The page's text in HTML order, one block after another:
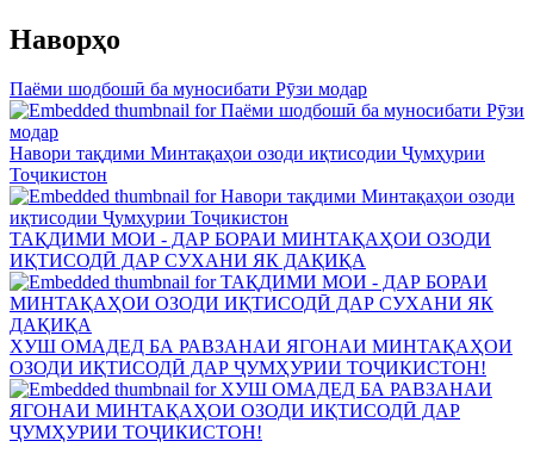
Наворҳо
Паёми шодбошӣ ба муносибати Рӯзи модар
Навори тақдими Минтақаҳои озоди иқтисодии Ҷумҳурии
Тоҷикистон
ТАҚДИМИ МОИ - ДАР БОРАИ МИНТАҚАҲОИ ОЗОДИ
ИҚТИСОДӢ ДАР СУХАНИ ЯК ДАҚИҚА
ХУШ ОМАДЕД БА РАВЗАНАИ ЯГОНАИ МИНТАҚАҲОИ
ОЗОДИ ИҚТИСОДӢ ДАР ҶУМҲУРИИ ТОҶИКИСТОН!